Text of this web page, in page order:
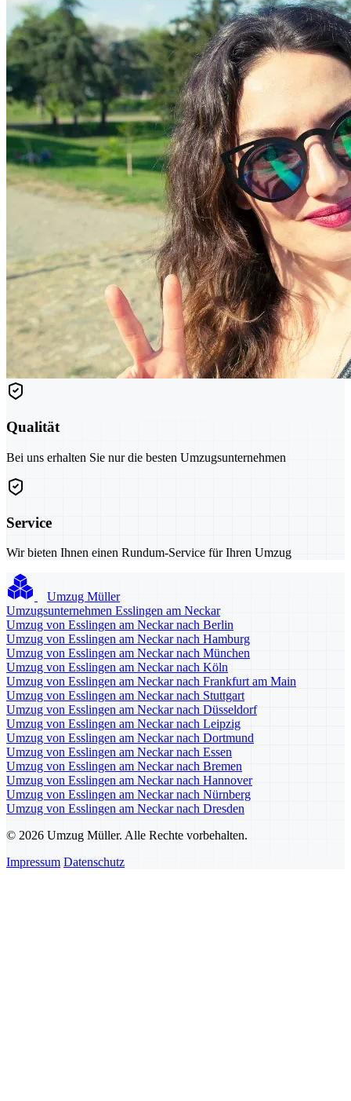
Qualität
Bei uns erhalten Sie nur die besten Umzugsunternehmen
Service
Wir bieten Ihnen einen Rundum-Service für Ihren Umzug
Umzug Müller
Umzugsunternehmen Esslingen am Neckar
Umzug von Esslingen am Neckar nach Berlin
Umzug von Esslingen am Neckar nach Hamburg
Umzug von Esslingen am Neckar nach München
Umzug von Esslingen am Neckar nach Köln
Umzug von Esslingen am Neckar nach Frankfurt am Main
Umzug von Esslingen am Neckar nach Stuttgart
Umzug von Esslingen am Neckar nach Düsseldorf
Umzug von Esslingen am Neckar nach Leipzig
Umzug von Esslingen am Neckar nach Dortmund
Umzug von Esslingen am Neckar nach Essen
Umzug von Esslingen am Neckar nach Bremen
Umzug von Esslingen am Neckar nach Hannover
Umzug von Esslingen am Neckar nach Nürnberg
Umzug von Esslingen am Neckar nach Dresden
© 2026 Umzug Müller. Alle Rechte vorbehalten.
Impressum Datenschutz